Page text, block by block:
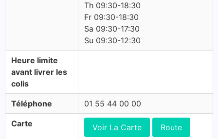
Th 09:30-18:30
Fr 09:30-18:30
Sa 09:30-17:30
Su 09:30-12:30
Heure limite
avant livrer les
colis
Téléphone 01 55 44 00 00
Carte Voir La Carte Route